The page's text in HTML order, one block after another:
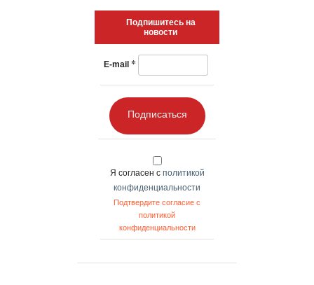
Подпишитесь на
новости
E-mail *
Подписаться
Я согласен с политикой
конфиденциальности
Подтвердите согласие с
политикой
конфиденциальности